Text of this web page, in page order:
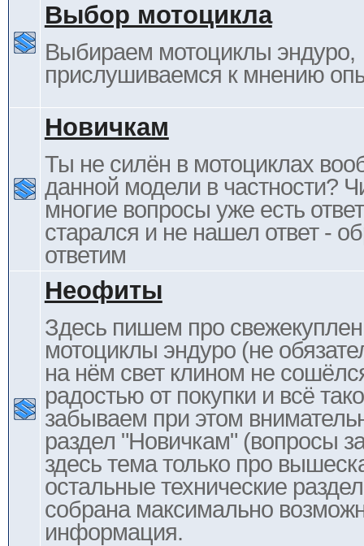
Выбор мотоцикла
Выбираем мотоциклы эндуро,
прислушиваемся к мнению
Новичкам
Ты не силён в мотоциклах
данной модели в частности?
многие вопросы уже есть
старался и не нашел ответ -
ответим
Неофиты
Здесь пишем про
мотоциклы эндуро (не
на нём свет клином не
радостью от покупки и всё
забываем при этом
раздел "Новичкам" (вопросы
здесь тема только про
остальные технические
собрана максимально
информация.